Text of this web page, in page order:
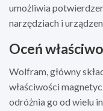
umożliwia
narzędziach i
Oceń
Wolfram, główny
właściwości
odróżnia go od wielu